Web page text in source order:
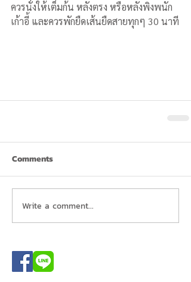
ควรนั่งให้เต็มก้น หลังตรง หรือหลังพิงพนัก
เก้าอี้ และควรพักยืดเส้นยืดสายทุกๆ 30 นาที
Comments
Write a comment...